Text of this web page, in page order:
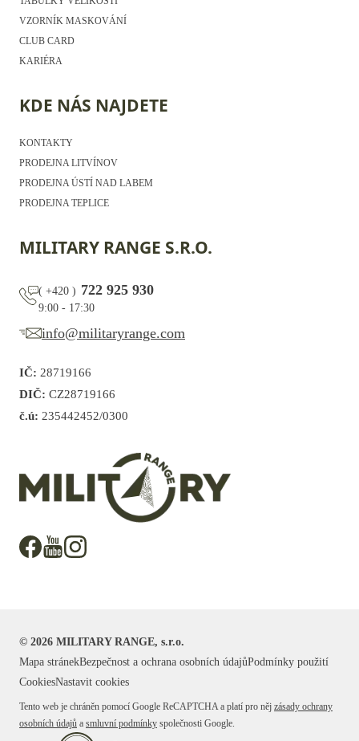
VZORNÍK MASKOVÁNÍ
CLUB CARD
KARIÉRA
KDE NÁS NAJDETE
KONTAKTY
PRODEJNA LITVÍNOV
PRODEJNA ÚSTÍ NAD LABEM
PRODEJNA TEPLICE
MILITARY RANGE S.R.O.
( +420 ) 722 925 930
9:00 - 17:30
info@militaryrange.com
IČ: 28719166
DIČ: CZ28719166
č.ú: 235442452/0300
© 2026 MILITARY RANGE, s.r.o.
Mapa stránekBezpečnost a ochrana osobních údajůPodmínky použití
CookiesNastavit cookies
Tento web je chráněn pomocí Google ReCAPTCHA a platí pro něj zásady ochrany
osobních údajů a smluvní podmínky společnosti Google.